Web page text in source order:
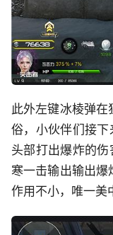
此外左键冰棱弹
俗，小伙伴们接
头部打出爆炸的
寒一击输出输出
作用不小，唯一美